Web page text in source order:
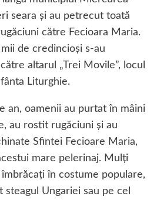
seara şi au petrecut toată
către Fecioara Maria.
de credincioşi s-au
altarul „Trei Movile”, locul
Liturghie.
an, oamenii au purtat în mâini
au rostit rugăciuni şi au
Sfintei Fecioare Maria,
mare pelerinaj. Mulţi
în costume populare,
Ungariei sau pe cel